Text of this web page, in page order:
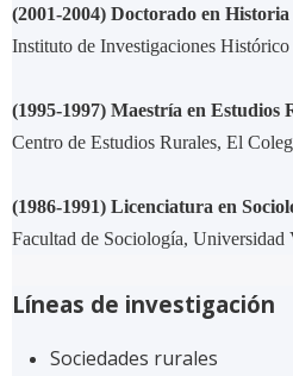
(2001-2004) Doctorado en
Instituto de Investigaciones
(1995-1997) Maestría en Estudios
Centro de Estudios Rurales, El
(1986-1991) Licenciatura en
Facultad de Sociología, Universidad
Líneas de investigación
Sociedades rurales